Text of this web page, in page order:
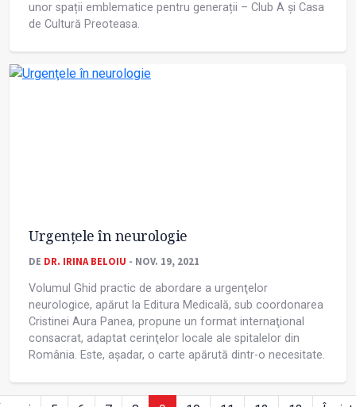
unor spații emblematice pentru generații – Club A și Casa
de Cultură Preoteasa.
Urgenţele în neurologie
DE DR. IRINA BELOIU - NOV. 19, 2021
Volumul Ghid practic de abordare a urgenţelor
neurologice, apărut la Editura Medicală, sub coordonarea
Cristinei Aura Panea, propune un format internaţional
consacrat, adaptat cerinţelor locale ale spitalelor din
România. Este, așadar, o carte apărută dintr-o necesitate.